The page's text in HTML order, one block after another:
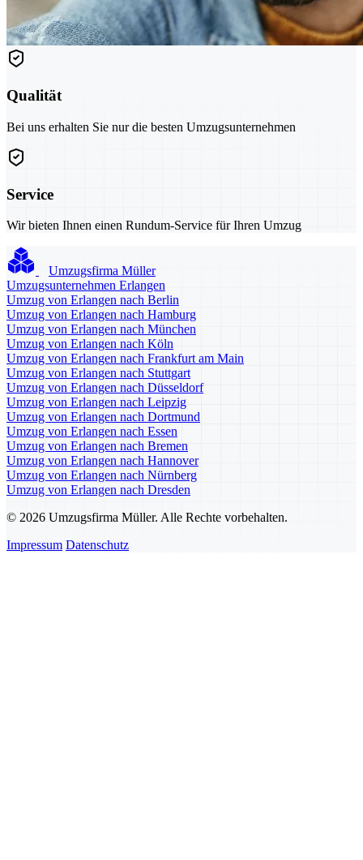
Qualität
Bei uns erhalten Sie nur die besten Umzugsunternehmen
Service
Wir bieten Ihnen einen Rundum-Service für Ihren Umzug
Umzugsfirma Müller
Umzugsunternehmen Erlangen
Umzug von Erlangen nach Berlin
Umzug von Erlangen nach Hamburg
Umzug von Erlangen nach München
Umzug von Erlangen nach Köln
Umzug von Erlangen nach Frankfurt am Main
Umzug von Erlangen nach Stuttgart
Umzug von Erlangen nach Düsseldorf
Umzug von Erlangen nach Leipzig
Umzug von Erlangen nach Dortmund
Umzug von Erlangen nach Essen
Umzug von Erlangen nach Bremen
Umzug von Erlangen nach Hannover
Umzug von Erlangen nach Nürnberg
Umzug von Erlangen nach Dresden
© 2026 Umzugsfirma Müller. Alle Rechte vorbehalten.
Impressum Datenschutz